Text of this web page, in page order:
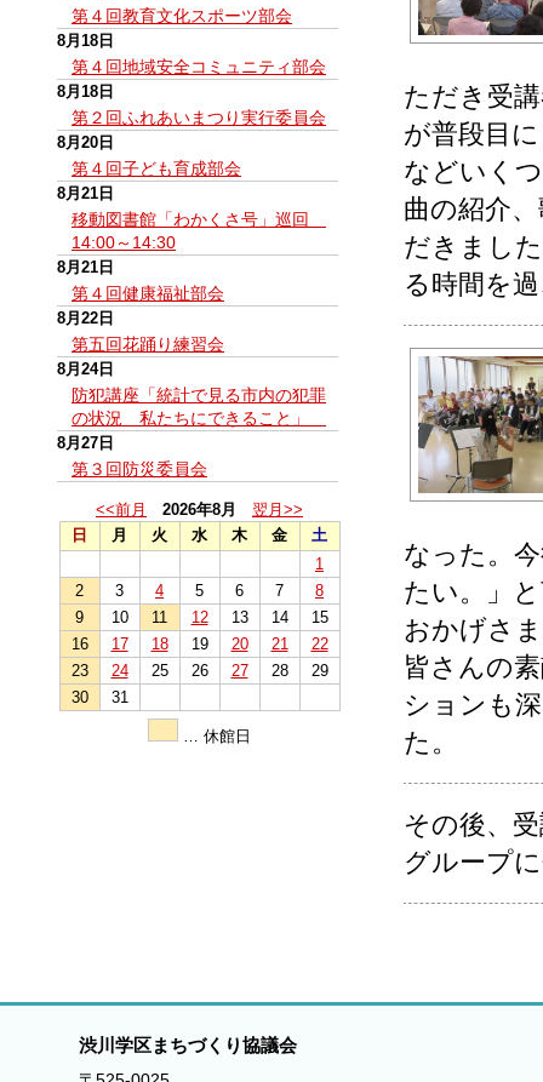
第４回教育文化スポーツ部会
8月18日
第４回地域安全コミュニティ部会
8月18日
第２回ふれあいまつり実行委員会
8月20日
第４回子ども育成部会
8月21日
移動図書館「わかくさ号」巡回
14:00～14:30
8月21日
第４回健康福祉部会
8月22日
第五回花踊り練習会
8月24日
防犯講座「統計で見る市内の犯罪
の状況 私たちにできること」
8月27日
第３回防災委員会
<<前月 2026年8月
翌月>>
日
月 火 水 木 金
土
1
2
3 4 5 6 7
8
9
10 11 12 13 14
15
16
17 18 19 20 21
22
23
24 25 26 27 28
29
30
31
… 休館日
ただき受
が普段目
などいく
曲の紹介
だきまし
る時間を
なった。
たい。」
おかげさ
皆さんの
ションも
た。
その後、
グループ
渋川学区まちづくり協議会